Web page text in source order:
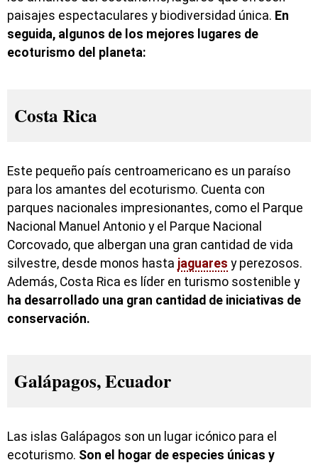
paisajes espectaculares y biodiversidad única. En
seguida, algunos de los mejores lugares de
ecoturismo del planeta:
Costa Rica
Este pequeño país centroamericano es un paraíso
para los amantes del ecoturismo. Cuenta con
parques nacionales impresionantes, como el Parque
Nacional Manuel Antonio y el Parque Nacional
Corcovado, que albergan una gran cantidad de vida
silvestre, desde monos hasta jaguares y perezosos.
Además, Costa Rica es líder en turismo sostenible y
ha desarrollado una gran cantidad de iniciativas de
conservación.
Galápagos, Ecuador
Las islas Galápagos son un lugar icónico para el
ecoturismo. Son el hogar de especies únicas y